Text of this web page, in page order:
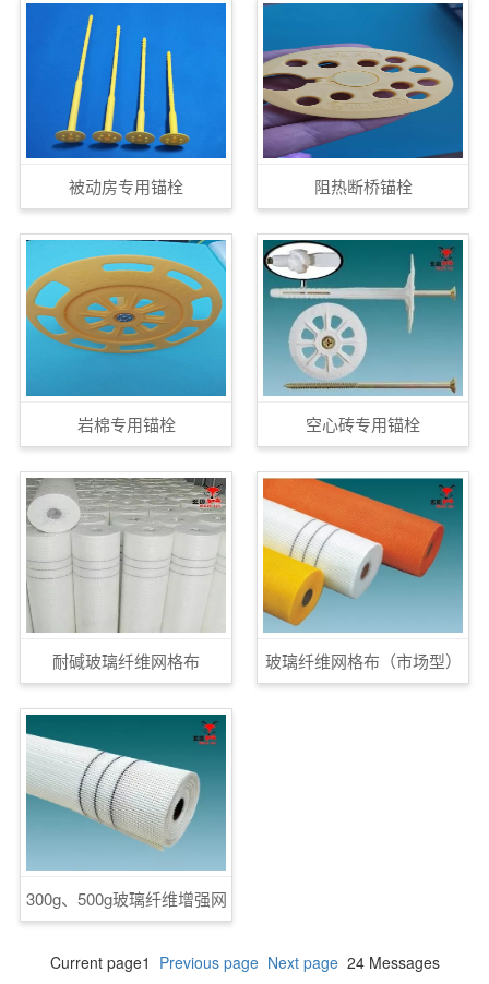
被动房专用锚栓 阻热断桥锚栓
岩棉专用锚栓 空心砖专用锚栓
耐碱玻璃纤维网格布 玻璃纤维网格布（市场型）
300g、500g玻璃纤维增强网
Current page1 Previous page Next page24 Messages